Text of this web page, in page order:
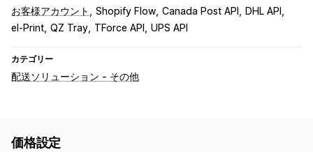
お客様アカウント Shopify Flow Canada Post API
DHL API
el-Print QZ Tray TForce API UPS API
カテゴリー
配送ソリューション - その他
価格設定